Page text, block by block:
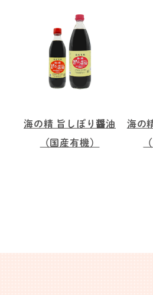
海の精 旨しぼり醤油
（国産有機）
海の